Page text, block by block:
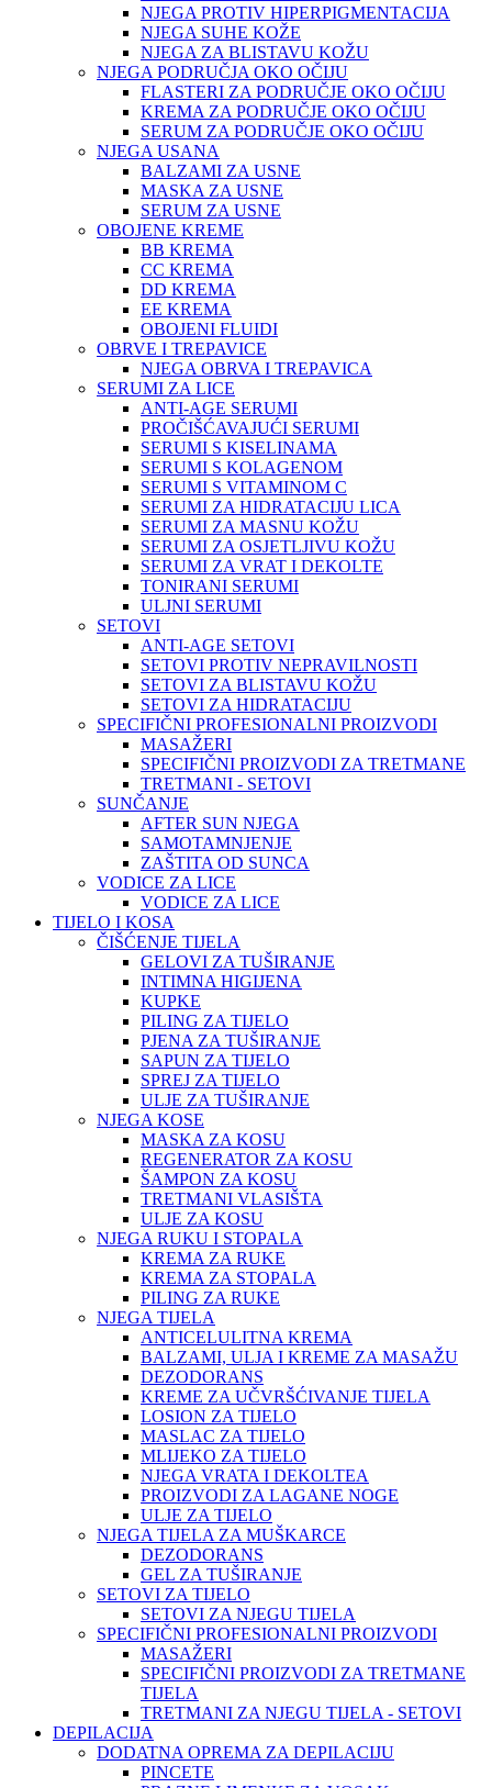
NJEGA PROTIV HIPERPIGMENTACIJA
NJEGA SUHE KOŽE
NJEGA ZA BLISTAVU KOŽU
NJEGA PODRUČJA OKO OČIJU
FLASTERI ZA PODRUČJE OKO OČIJU
KREMA ZA PODRUČJE OKO OČIJU
SERUM ZA PODRUČJE OKO OČIJU
NJEGA USANA
BALZAMI ZA USNE
MASKA ZA USNE
SERUM ZA USNE
OBOJENE KREME
BB KREMA
CC KREMA
DD KREMA
EE KREMA
OBOJENI FLUIDI
OBRVE I TREPAVICE
NJEGA OBRVA I TREPAVICA
SERUMI ZA LICE
ANTI-AGE SERUMI
PROČIŠĆAVAJUĆI SERUMI
SERUMI S KISELINAMA
SERUMI S KOLAGENOM
SERUMI S VITAMINOM C
SERUMI ZA HIDRATACIJU LICA
SERUMI ZA MASNU KOŽU
SERUMI ZA OSJETLJIVU KOŽU
SERUMI ZA VRAT I DEKOLTE
TONIRANI SERUMI
ULJNI SERUMI
SETOVI
ANTI-AGE SETOVI
SETOVI PROTIV NEPRAVILNOSTI
SETOVI ZA BLISTAVU KOŽU
SETOVI ZA HIDRATACIJU
SPECIFIČNI PROFESIONALNI PROIZVODI
MASAŽERI
SPECIFIČNI PROIZVODI ZA TRETMANE
TRETMANI - SETOVI
SUNČANJE
AFTER SUN NJEGA
SAMOTAMNJENJE
ZAŠTITA OD SUNCA
VODICE ZA LICE
VODICE ZA LICE
TIJELO I KOSA
ČIŠĆENJE TIJELA
GELOVI ZA TUŠIRANJE
INTIMNA HIGIJENA
KUPKE
PILING ZA TIJELO
PJENA ZA TUŠIRANJE
SAPUN ZA TIJELO
SPREJ ZA TIJELO
ULJE ZA TUŠIRANJE
NJEGA KOSE
MASKA ZA KOSU
REGENERATOR ZA KOSU
ŠAMPON ZA KOSU
TRETMANI VLASIŠTA
ULJE ZA KOSU
NJEGA RUKU I STOPALA
KREMA ZA RUKE
KREMA ZA STOPALA
PILING ZA RUKE
NJEGA TIJELA
ANTICELULITNA KREMA
BALZAMI, ULJA I KREME ZA MASAŽU
DEZODORANS
KREME ZA UČVRŠĆIVANJE TIJELA
LOSION ZA TIJELO
MASLAC ZA TIJELO
MLIJEKO ZA TIJELO
NJEGA VRATA I DEKOLTEA
PROIZVODI ZA LAGANE NOGE
ULJE ZA TIJELO
NJEGA TIJELA ZA MUŠKARCE
DEZODORANS
GEL ZA TUŠIRANJE
SETOVI ZA TIJELO
SETOVI ZA NJEGU TIJELA
SPECIFIČNI PROFESIONALNI PROIZVODI
MASAŽERI
SPECIFIČNI PROIZVODI ZA TRETMANE
TIJELA
TRETMANI ZA NJEGU TIJELA - SETOVI
DEPILACIJA
DODATNA OPREMA ZA DEPILACIJU
PINCETE